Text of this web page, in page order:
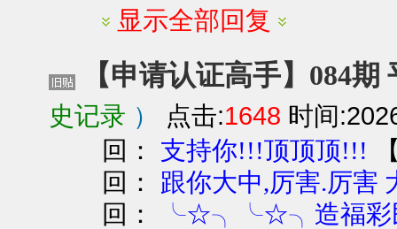
显示全部回复
【申请认证高手】084期
史记录 ） 点击:1648 时间
回： 支持你!!!顶顶顶!!!
回： 跟你大中,厉害.厉害
回： ╰☆╮╰☆╮造福彩